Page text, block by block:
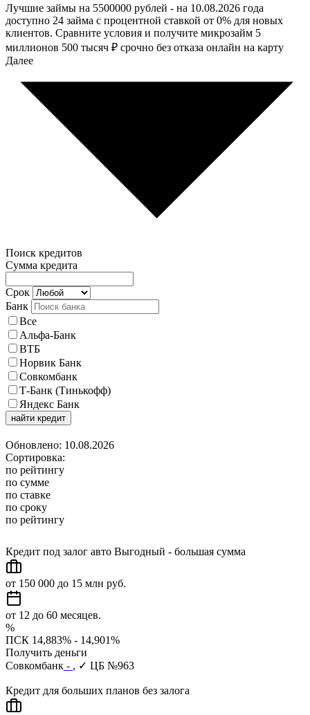
Лучшие займы на 5500000 рублей - на 10.08.2026 года
доступно 24 займа с процентной ставкой от 0% для новых
клиентов. Сравните условия и получите микрозайм 5
миллионов 500 тысяч ₽ срочно без отказа онлайн на карту
Далее
Поиск кредитов
Сумма кредита
Срок
Банк
Все
Альфа-Банк
ВТБ
Норвик Банк
Совкомбанк
Т-Банк (Тинькофф)
Яндекс Банк
найти кредит
Обновлено: 10.08.2026
Сортировка:
по рейтингу
по сумме
по ставке
по сроку
по рейтингу
Кредит под залог авто Выгодный - большая сумма
от 150 000 до 15 млн руб.
от 12 до 60 месяцев.
%
ПСК 14,883% - 14,901%
Получить деньги
Совкомбанк - , ✓ ЦБ №963
Кредит для больших планов без залога